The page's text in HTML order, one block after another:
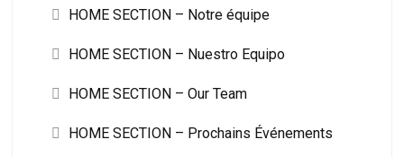
HOME SECTION – Notre équipe
HOME SECTION – Nuestro Equipo
HOME SECTION – Our Team
HOME SECTION – Prochains Événements